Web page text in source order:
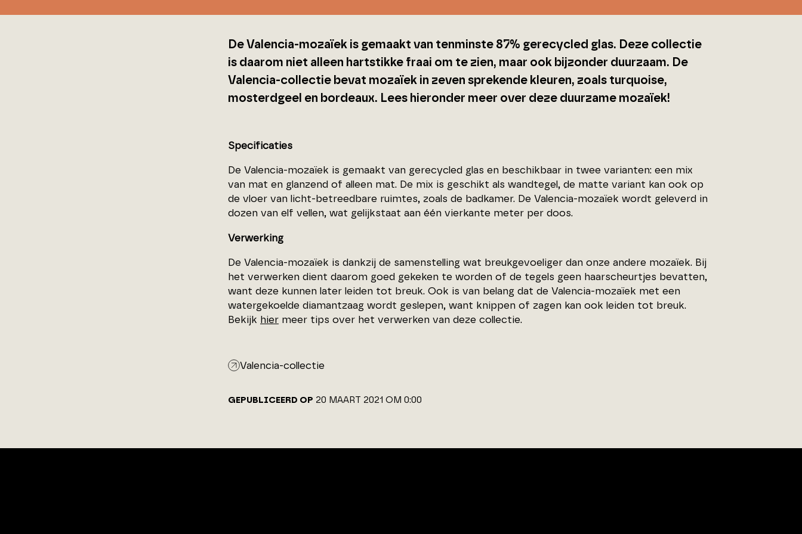
De Valencia-mozaïek is gemaakt van tenminste 87% gerecycled glas. Deze collectie
is daarom niet alleen hartstikke fraai om te zien, maar ook bijzonder duurzaam. De
Valencia-collectie bevat mozaïek in zeven sprekende kleuren, zoals turquoise,
mosterdgeel en bordeaux. Lees hieronder meer over deze duurzame mozaïek!
Specificaties
De Valencia-mozaïek is gemaakt van gerecycled glas en beschikbaar in twee varianten: een mix
van mat en glanzend of alleen mat. De mix is geschikt als wandtegel, de matte variant kan ook op
de vloer van licht-betreedbare ruimtes, zoals de badkamer. De Valencia-mozaïek wordt geleverd in
dozen van elf vellen, wat gelijkstaat aan één vierkante meter per doos.
Verwerking
De Valencia-mozaïek is dankzij de samenstelling wat breukgevoeliger dan onze andere mozaïek. Bij
het verwerken dient daarom goed gekeken te worden of de tegels geen haarscheurtjes bevatten,
want deze kunnen later leiden tot breuk. Ook is van belang dat de Valencia-mozaïek met een
watergekoelde diamantzaag wordt geslepen, want knippen of zagen kan ook leiden tot breuk.
Bekijk hier meer tips over het verwerken van deze collectie.
Valencia-collectie
GEPUBLICEERD OP 20 MAART 2021 OM 0:00